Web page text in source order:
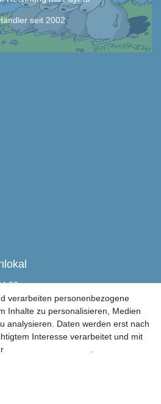
seit 2002
GmbH
verarbeiten personenbezogene
Inhalte zu personalisieren, Medien
analysieren. Daten werden erst nach
Interesse verarbeitet und mit